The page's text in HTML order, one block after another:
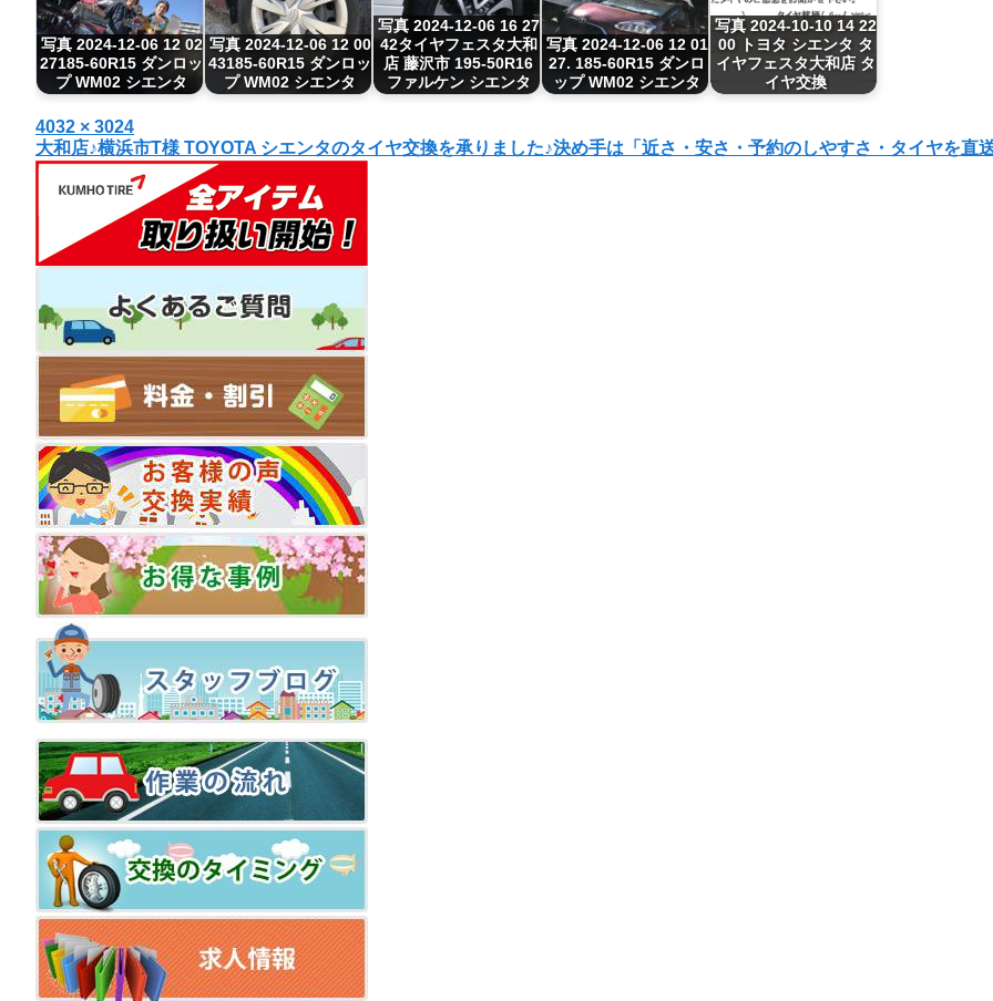
写真 2024-12-06 12 02
27185-60R15 ダンロッ
プ WM02 シエンタ
写真 2024-12-06 12 00
43185-60R15 ダンロッ
プ WM02 シエンタ
写真 2024-12-06 16 27
42タイヤフェスタ大和
店 藤沢市 195-50R16
ファルケン シエンタ
写真 2024-12-06 12 01
27. 185-60R15 ダンロ
ップ WM02 シエンタ
写真 2024-10-10 14 22
00 トヨタ シエンタ タ
イヤフェスタ大和店 タ
イヤ交換
投
稿
日:
フ
ル
サ
ズ
4032 × 3024
投
稿
ビ
ー
シ
ョ
ン
大和店♪横浜市T様 TOYOTA シエンタのタイヤ交換を承りました♪決め手は「近さ・安さ・予約のしやすさ・タイヤを直